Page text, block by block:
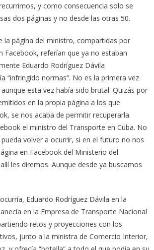
y como consecuencia solo se
dos páginas y no desde las otras 50.
la página del ministro, compartidas por
Facebook, referían que ya no estaban
Eduardo Rodríguez Dávila
“infringido normas”. No es la primera vez
esta vez había sido brutal. Quizás por
en la propia página a los que
se nos acaba de permitir recuperarla.
el ministro del Transporte en Cuba. No
volver a ocurrir, si en el futuro no nos
en Facebook del Ministerio del
les diremos. Aunque desde ya buscamos
Eduardo Rodríguez Dávila en la
en la Empresa de Transporte Nacional
retos y proyecciones con los
junto a la ministra de Comercio Interior,